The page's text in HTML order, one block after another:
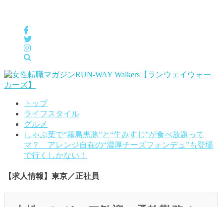
トップ
ライフスタイル
グルメ
しゃぶ葉で“霧島黒豚”と“牛みすじ”が食べ放題って
マ？ アレンジ自在の“濃厚チーズフォンデュ”も登場
で行くしかない！
【求人情報】東京／正社員